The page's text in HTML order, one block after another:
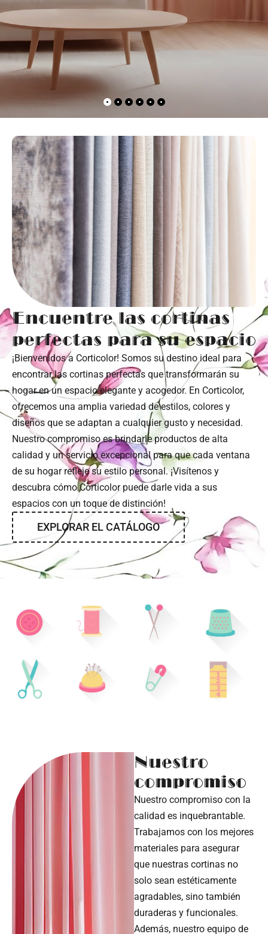
Encuentre las cortinas
perfectas para su espacio
¡Bienvenidos a Corticolor! Somos su destino ideal para
encontrar las cortinas perfectas que transformarán su
hogar en un espacio elegante y acogedor. En Corticolor,
ofrecemos una amplia variedad de estilos, colores y
diseños que se adaptan a cualquier gusto y necesidad.
Nuestro compromiso es brindarle productos de alta
calidad y un servicio excepcional para que cada ventana
de su hogar refleje su estilo personal. ¡Visítenos y
descubra cómo Corticolor puede darle vida a sus
espacios con un toque de distinción!
EXPLORAR EL CATÁLOGO
Nuestro
compromiso
Nuestro compromiso con la
calidad es inquebrantable.
Trabajamos con los mejores
materiales para asegurar
que nuestras cortinas no
solo sean estéticamente
agradables, sino también
duraderas y funcionales.
Además, nuestro equipo de